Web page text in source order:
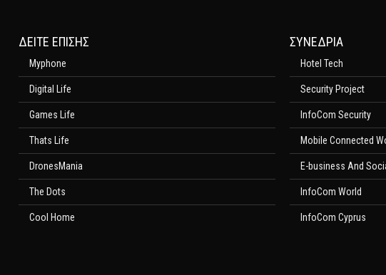
ΔΕΊΤΕ ΕΠΊΣΗΣ
Myphone
Digital Life
Games Life
Thats Life
DronesMania
The Dots
Cool Home
ΣΥΝΕΔΡΙΑ
Hotel Tech
Security Project
InfoCom Security
Mobile Connected
E-business And
InfoCom World
InfoCom Cyprus